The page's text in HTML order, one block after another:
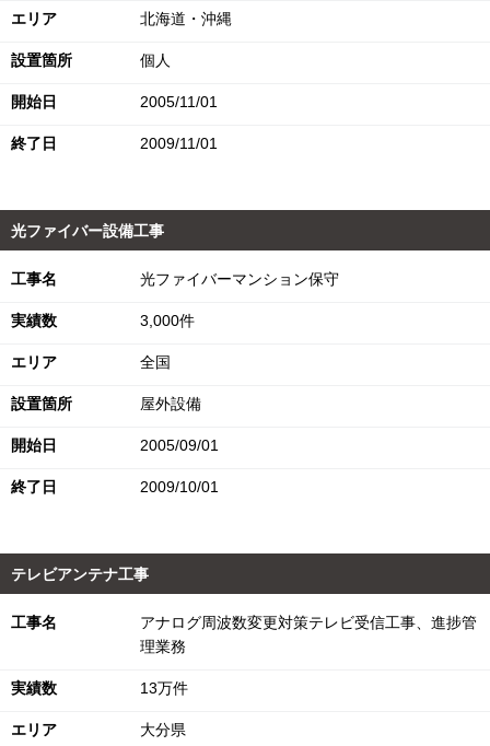
エリア 北海道・沖縄
設置箇所 個人
開始日 2005/11/01
終了日 2009/11/01
光ファイバー設備工事
工事名 光ファイバーマンション保守
実績数 3,000件
エリア 全国
設置箇所 屋外設備
開始日 2005/09/01
終了日 2009/10/01
テレビアンテナ工事
工事名
アナログ周波数変更対策テレビ受信工事、進捗管
理業務
実績数 13万件
エリア 大分県